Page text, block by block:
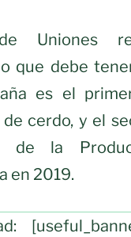
Uniones
que debe
es el
cerdo, y el
de la
en 2019.